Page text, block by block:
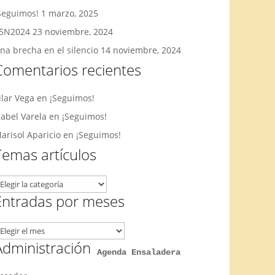
1 marzo, 2025
23 noviembre, 2024
brecha en el silencio 14 noviembre, 2024
recientes
Vega en ¡Seguimos!
Varela en ¡Seguimos!
Aparicio en ¡Seguimos!
artículos
por meses
Agenda Ensaladera